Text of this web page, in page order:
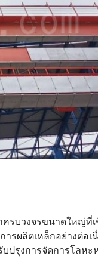
รบวงจรขนาดใหญ่ที่
รผลิตเหล็กอย่างต่อ
รุงการจัดการโลหะ